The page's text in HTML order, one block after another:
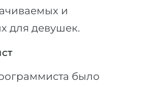
и
для девушек.
было